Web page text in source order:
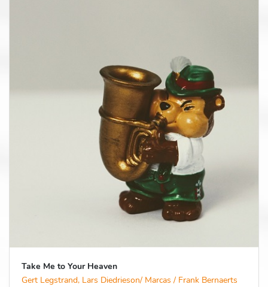
Take Me to Your Heaven
Gert Legstrand, Lars Diedrieson/ Marcas / Frank Bernaerts